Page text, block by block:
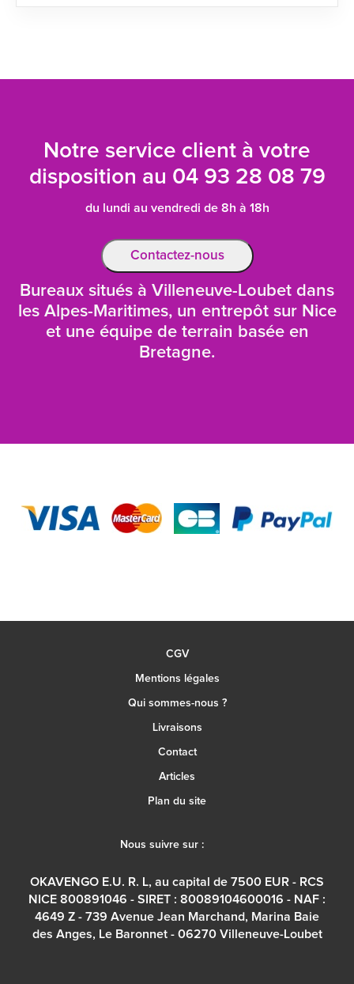
Notre service client à votre
disposition au 04 93 28 08 79
du lundi au vendredi de 8h à 18h
Contactez-nous
Bureaux situés à Villeneuve-Loubet dans
les Alpes-Maritimes, un entrepôt sur Nice
et une équipe de terrain basée en
Bretagne.
CGV
Mentions légales
Qui sommes-nous ?
Livraisons
Contact
Articles
Plan du site
Nous suivre sur :
OKAVENGO E.U. R. L, au capital de 7500 EUR - RCS
NICE 800891046 - SIRET : 80089104600016 - NAF :
4649 Z - 739 Avenue Jean Marchand, Marina Baie
des Anges, Le Baronnet - 06270 Villeneuve-Loubet